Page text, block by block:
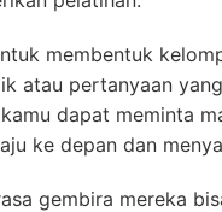
membentuk
atau pertanyaan
dapat meminta
ke depan dan
gembira mereka